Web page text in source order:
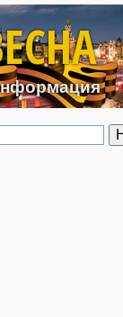
к основному